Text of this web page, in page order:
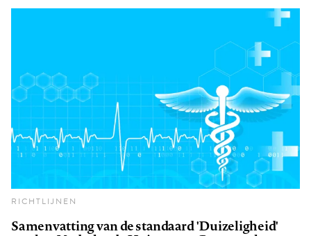
RICHTLIJNEN
Samenvatting van de standaard 'Duizeligheid'